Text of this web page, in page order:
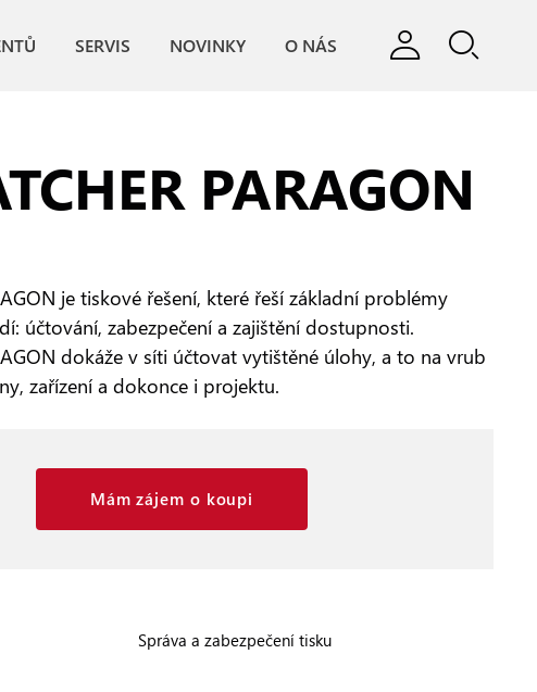
SERVIS NOVINKY O NÁS
PARAGON
je tiskové řešení, které řeší základní problémy
účtování, zabezpečení a zajištění dostupnosti.
dokáže v síti účtovat vytištěné úlohy, a to na vrub
zařízení a dokonce i projektu.
Mám zájem o koupi
Správa a zabezpečení tisku